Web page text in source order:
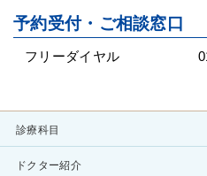
予約受付・ご相談窓口
フリーダイヤル
診療科目
ドクター紹介